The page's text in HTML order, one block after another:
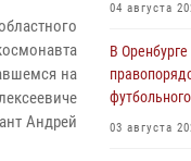
на
Андрей
04 августа
В
03 августа